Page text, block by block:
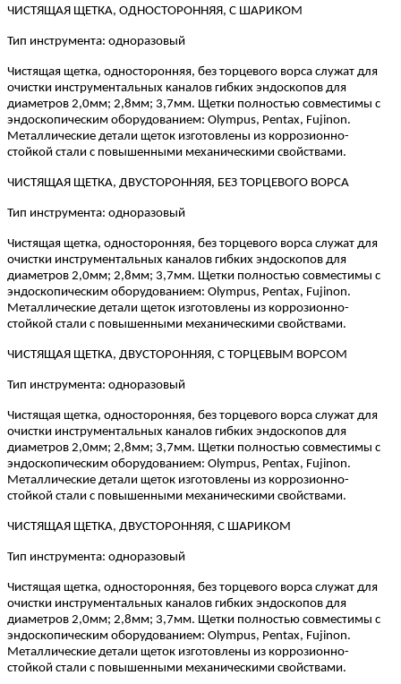
ЧИСТЯЩАЯ ЩЕТКА, ОДНОСТОРОННЯЯ, С ШАРИКОМ
Тип инструмента: одноразовый
Чистящая щетка, односторонняя, без торцевого ворса служат для
очистки инструментальных каналов гибких эндоскопов для
диаметров 2,0мм; 2,8мм; 3,7мм. Щетки полностью совместимы с
эндоскопическим оборудованием: Olympus, Pentax, Fujinon.
Металлические детали щеток изготовлены из коррозионно-
стойкой стали с повышенными механическими свойствами.
ЧИСТЯЩАЯ ЩЕТКА, ДВУСТОРОННЯЯ, БЕЗ ТОРЦЕВОГО ВОРСА
Тип инструмента: одноразовый
Чистящая щетка, односторонняя, без торцевого ворса служат для
очистки инструментальных каналов гибких эндоскопов для
диаметров 2,0мм; 2,8мм; 3,7мм. Щетки полностью совместимы с
эндоскопическим оборудованием: Olympus, Pentax, Fujinon.
Металлические детали щеток изготовлены из коррозионно-
стойкой стали с повышенными механическими свойствами.
ЧИСТЯЩАЯ ЩЕТКА, ДВУСТОРОННЯЯ, С ТОРЦЕВЫМ ВОРСОМ
Тип инструмента: одноразовый
Чистящая щетка, односторонняя, без торцевого ворса служат для
очистки инструментальных каналов гибких эндоскопов для
диаметров 2,0мм; 2,8мм; 3,7мм. Щетки полностью совместимы с
эндоскопическим оборудованием: Olympus, Pentax, Fujinon.
Металлические детали щеток изготовлены из коррозионно-
стойкой стали с повышенными механическими свойствами.
ЧИСТЯЩАЯ ЩЕТКА, ДВУСТОРОННЯЯ, С ШАРИКОМ
Тип инструмента: одноразовый
Чистящая щетка, односторонняя, без торцевого ворса служат для
очистки инструментальных каналов гибких эндоскопов для
диаметров 2,0мм; 2,8мм; 3,7мм. Щетки полностью совместимы с
эндоскопическим оборудованием: Olympus, Pentax, Fujinon.
Металлические детали щеток изготовлены из коррозионно-
стойкой стали с повышенными механическими свойствами.